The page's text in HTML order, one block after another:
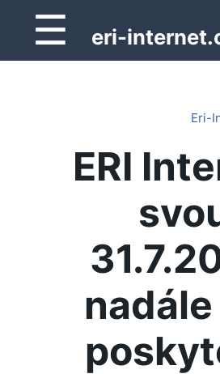
☰ eri-
Eri-
ERI